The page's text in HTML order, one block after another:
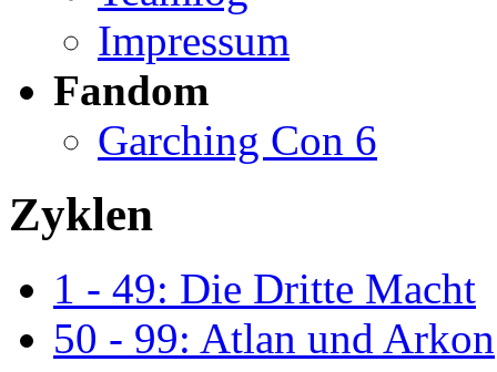
Impressum
Fandom
Garching Con 6
Zyklen
1 - 49: Die Dritte Macht
50 - 99: Atlan und Arkon